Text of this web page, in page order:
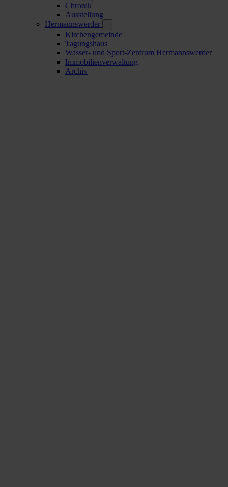
Chronik
Ausstellung
Hermannswerder
Kirchengemeinde
Tagungshaus
Wasser- und Sport-Zentrum Hermannswerder
Immobilienverwaltung
Archiv